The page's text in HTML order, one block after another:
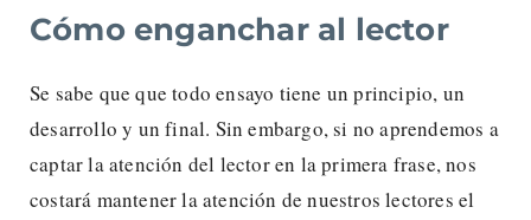
Cómo enganchar al lector
Se sabe que que todo ensayo tiene un principio, un
desarrollo y un final. Sin embargo, si no aprendemos a
captar la atención del lector en la primera frase, nos
costará mantener la atención de nuestros lectores el